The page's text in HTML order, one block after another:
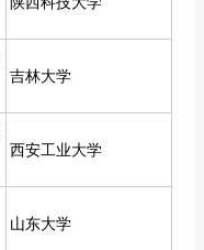
吉林大学
西安工业大学
山东大学